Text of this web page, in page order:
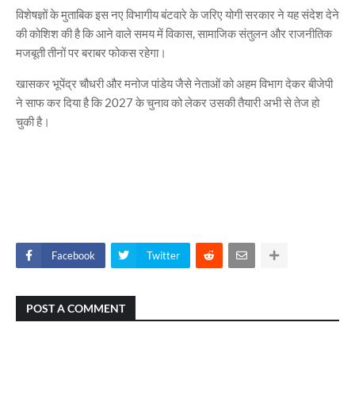
विशेषज्ञों के मुताबिक इस नए विभागीय बंटवारे के जरिए योगी सरकार ने यह संदेश देने
की कोशिश की है कि आने वाले समय में विकास, सामाजिक संतुलन और राजनीतिक
मजबूती तीनों पर बराबर फोकस रहेगा।
खासकर भूपेंद्र चौधरी और मनोज पांडेय जैसे नेताओं को अहम विभाग देकर बीजेपी
ने साफ कर दिया है कि 2027 के चुनाव को लेकर उसकी तैयारी अभी से तेज हो
चुकी है।
Facebook Twitter
POST A COMMENT